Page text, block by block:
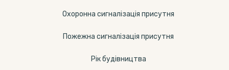
Охоронна сигналізація присутня
Пожежна сигналізація присутня
Рік будівництва